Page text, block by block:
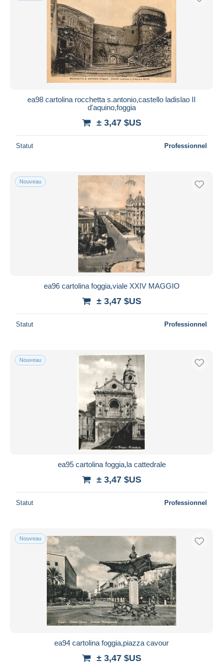
ea98 cartolina rocchetta s.antonio,castello ladislao II
d'aquino,foggia
± 3,47 $US
Statut Professionnel
Nouveau
ea96 cartolina foggia,viale XXIV MAGGIO
± 3,47 $US
Statut Professionnel
Nouveau
ea95 cartolina foggia,la cattedrale
± 3,47 $US
Statut Professionnel
Nouveau
ea94 cartolina foggia,piazza cavour
± 3,47 $US